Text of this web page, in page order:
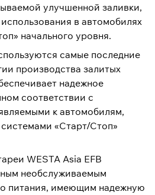
улучшенной заливки,
в автомобилях
начального уровня.
самые последние
производства залитых
надежное
соответствии с
к автомобилям,
«Старт/Стоп»
WESTA Asia EFB
необслуживаемым
питания, имеющим надежную